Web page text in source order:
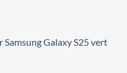
Galaxy S25 vert